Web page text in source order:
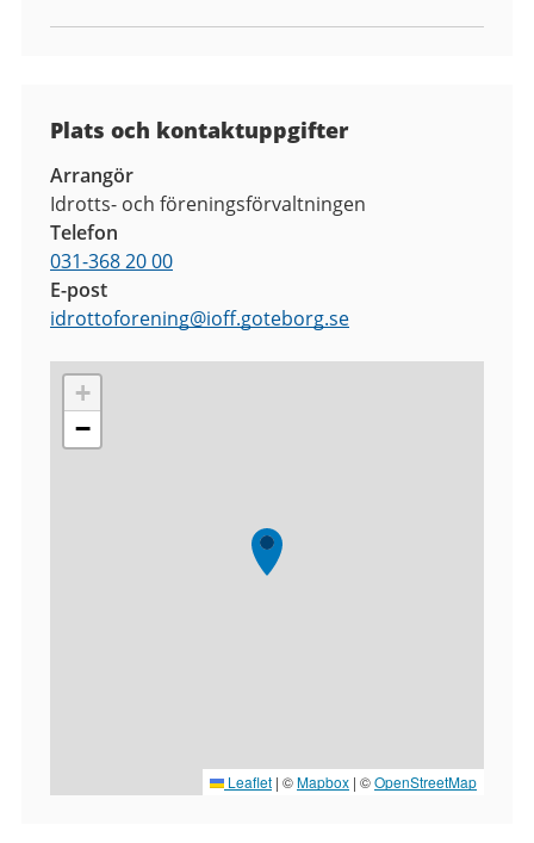
Plats och kontaktuppgifter
Arrangör
Idrotts- och föreningsförvaltningen
Telefon
031-368 20 00
E-post
idrottoforening@ioff.goteborg.se
+
−
Leaflet | ©Mapbox | ©OpenStreetMap